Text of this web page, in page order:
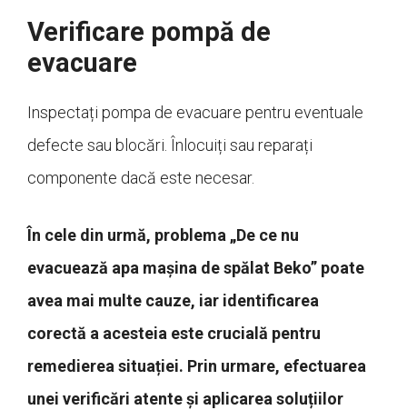
Verificare pompă de
evacuare
Inspectați pompa de evacuare pentru eventuale
defecte sau blocări. Înlocuiți sau reparați
componente dacă este necesar.
În cele din urmă, problema „De ce nu
evacuează apa mașina de spălat Beko” poate
avea mai multe cauze, iar identificarea
corectă a acesteia este crucială pentru
remedierea situației. Prin urmare, efectuarea
unei verificări atente și aplicarea soluțiilor